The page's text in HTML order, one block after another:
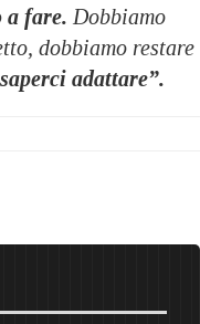
a fare. Dobbiamo
dobbiamo restare
adattare”.